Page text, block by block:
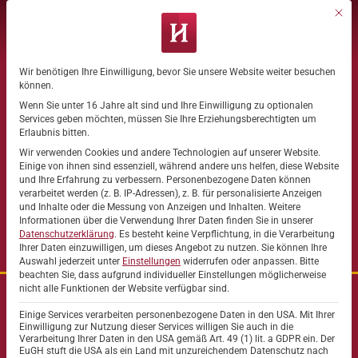
Hahne Residenz
„Heidehaus“
Ihre Residenz im Grünen
Mit
Datenschutz-Präferenz
Wir benötigen Ihre Einwilligung, bevor Sie unsere Website weiter besuchen
können.
Wenn Sie unter 16 Jahre alt sind und Ihre Einwilligung zu optionalen
Services geben möchten, müssen Sie Ihre Erziehungsberechtigten um
Erlaubnis bitten.
Wir verwenden Cookies und andere Technologien auf unserer Website.
Einige von ihnen sind essenziell, während andere uns helfen, diese Website
und Ihre Erfahrung zu verbessern. Personenbezogene Daten können
verarbeitet werden (z. B. IP-Adressen), z. B. für personalisierte Anzeigen
und Inhalte oder die Messung von Anzeigen und Inhalten. Weitere
Informationen über die Verwendung Ihrer Daten finden Sie in unserer
Datenschutzerklärung. Es besteht keine Verpflichtung, in die Verarbeitung
Ihrer Daten einzuwilligen, um dieses Angebot zu nutzen. Sie können Ihre
Auswahl jederzeit unter Einstellungen widerrufen oder anpassen. Bitte
beachten Sie, dass aufgrund individueller Einstellungen möglicherweise
nicht alle Funktionen der Website verfügbar sind.
Einige Services verarbeiten personenbezogene Daten in den USA. Mit Ihrer
Einwilligung zur Nutzung dieser Services willigen Sie auch in die
Verarbeitung Ihrer Daten in den USA gemäß Art. 49 (1) lit. a GDPR ein. Der
EuGH stuft die USA als ein Land mit unzureichendem Datenschutz nach